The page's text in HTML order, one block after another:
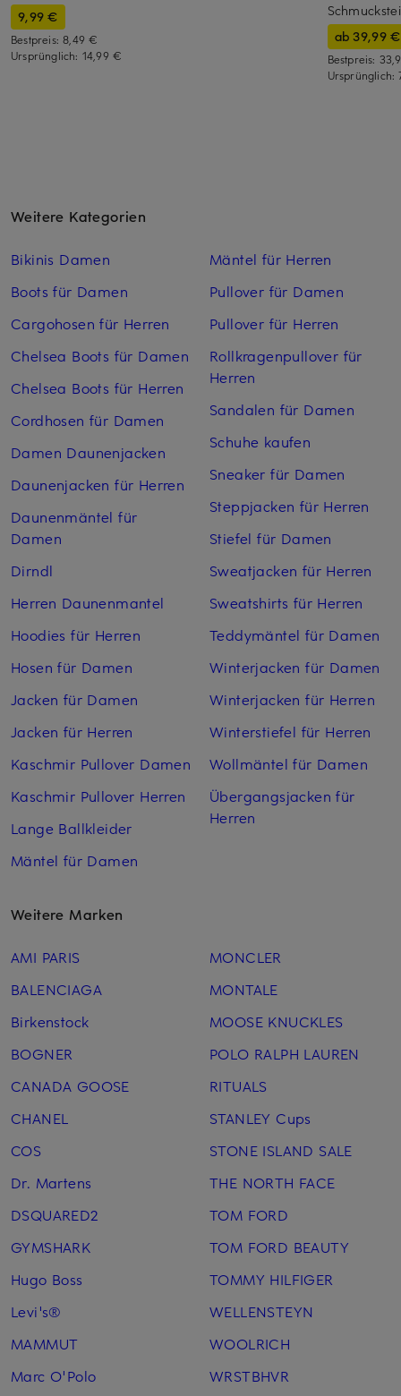
9,99 €
Bestpreis:8,49 €
Ursprünglich: 14,99 €
ab 39,99 €
Bestpreis:
Ursprünglich:
Weitere Kategorien
Bikinis Damen
Boots für Damen
Cargohosen für Herren
Chelsea Boots für Damen
Chelsea Boots für Herren
Cordhosen für Damen
Damen Daunenjacken
Daunenjacken für Herren
Daunenmäntel für
Damen
Dirndl
Herren Daunenmantel
Hoodies für Herren
Hosen für Damen
Jacken für Damen
Jacken für Herren
Kaschmir Pullover Damen
Kaschmir Pullover Herren
Lange Ballkleider
Mäntel für Damen
Mäntel für Herren
Pullover für Damen
Pullover für Herren
Rollkragenpullover für
Herren
Sandalen für Damen
Schuhe kaufen
Sneaker für Damen
Steppjacken für Herren
Stiefel für Damen
Sweatjacken für Herren
Sweatshirts für Herren
Teddymäntel für Damen
Winterjacken für Damen
Winterjacken für Herren
Winterstiefel für Herren
Wollmäntel für Damen
Übergangsjacken für
Herren
Weitere Marken
AMI PARIS
BALENCIAGA
Birkenstock
BOGNER
CANADA GOOSE
CHANEL
COS
Dr. Martens
DSQUARED2
GYMSHARK
Hugo Boss
Levi's®
MAMMUT
Marc O'Polo
MONCLER
MONTALE
MOOSE KNUCKLES
POLO RALPH LAUREN
RITUALS
STANLEY Cups
STONE ISLAND SALE
THE NORTH FACE
TOM FORD
TOM FORD BEAUTY
TOMMY HILFIGER
WELLENSTEYN
WOOLRICH
WRSTBHVR